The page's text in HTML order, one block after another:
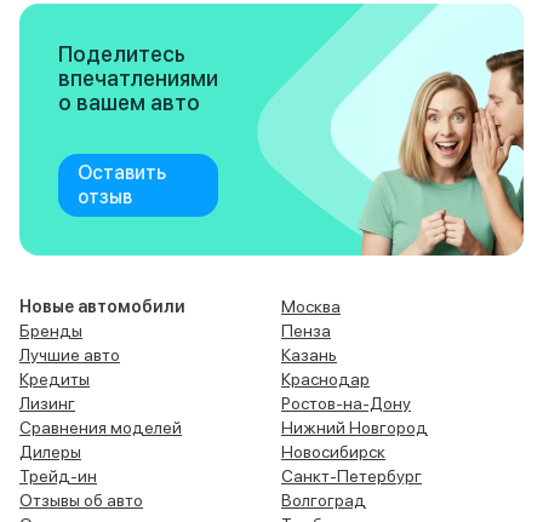
Поделитесь
впечатлениями
о вашем авто
Оставить
отзыв
Новые автомобили
Бренды
Лучшие авто
Кредиты
Лизинг
Сравнения моделей
Дилеры
Трейд-ин
Отзывы об авто
Москва
Пенза
Казань
Краснодар
Ростов-на-Дону
Нижний Новгород
Новосибирск
Санкт-Петербург
Волгоград